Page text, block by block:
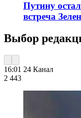
Путину
встреча
Выбор
16:01 24 Канал
2 443